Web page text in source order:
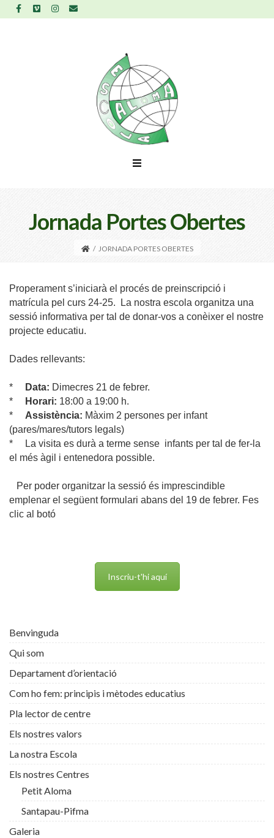
Jornada Portes Obertes
/ JORNADA PORTES OBERTES
Properament s’iniciarà el procés de preinscripció i
matrícula pel curs 24-25. La nostra escola organitza una
sessió informativa per tal de donar-vos a conèixer el nostre
projecte educatiu.
Dades rellevants:
* Data: Dimecres 21 de febrer.
* Horari: 18:00 a 19:00 h.
* Assistència: Màxim 2 persones per infant
(pares/mares/tutors legals)
*
La visita es durà a terme sense infants per tal de fer-la
el més àgil i entenedora possible.
Per poder organitzar la sessió és imprescindible
emplenar el següent formulari abans del 19 de febrer. Fes
clic al botó
Inscriu-t'hi aquí
Benvinguda
Qui som
Departament d’orientació
Com ho fem: principis i mètodes educatius
Pla lector de centre
Els nostres valors
La nostra Escola
Els nostres Centres
Petit Aloma
Santapau-Pifma
Galeria